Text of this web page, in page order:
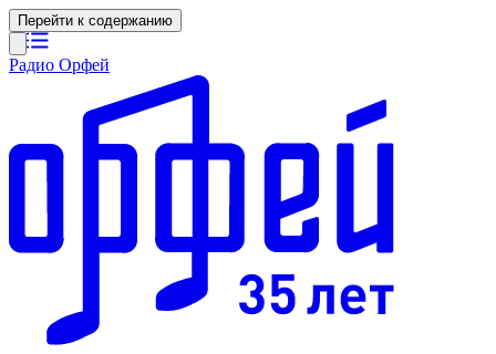
Перейти к содержанию
Радио Орфей